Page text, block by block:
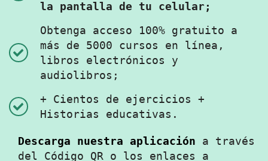
la pantalla de tu celular;
Obtenga acceso 100% gratuito a
más de 5000 cursos en línea,
libros electrónicos y
audiolibros;
+ Cientos de ejercicios +
Historias educativas.
Descarga nuestra aplicación a través
del Código QR o los enlaces a